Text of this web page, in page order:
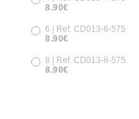
8.90€
6 | Ref. CD013-6-575
8.90€
8 | Ref. CD013-8-575
8.90€